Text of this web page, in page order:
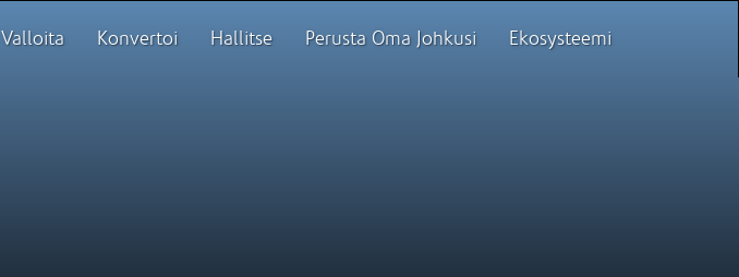
Valloita Konvertoi Hallitse Perusta Oma Johkusi Ekosysteemi